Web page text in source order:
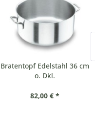
Bratentopf Edelstahl 36 cm
o. Dkl.
82,00 € *